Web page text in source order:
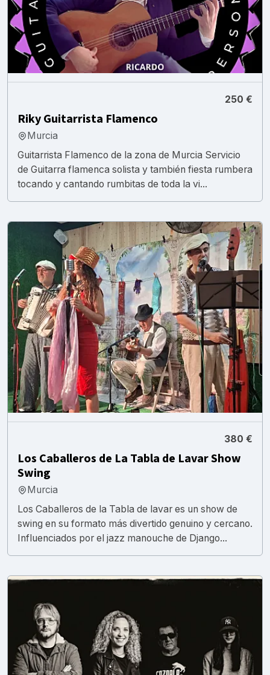
250 €
Riky Guitarrista Flamenco
Murcia
Guitarrista Flamenco de la zona de Murcia Servicio
de Guitarra flamenca solista y también fiesta rumbera
tocando y cantando rumbitas de toda la vi...
380 €
Los Caballeros de La Tabla de Lavar Show
Swing
Murcia
Los Caballeros de la Tabla de lavar es un show de
swing en su formato más divertido genuino y cercano.
Influenciados por el jazz manouche de Django...